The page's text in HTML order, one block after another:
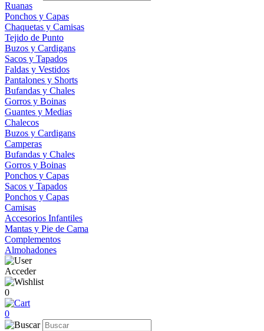
Ruanas
Ponchos y Capas
Chaquetas y Camisas
Tejido de Punto
Buzos y Cardigans
Sacos y Tapados
Faldas y Vestidos
Pantalones y Shorts
Bufandas y Chales
Gorros y Boinas
Guantes y Medias
Chalecos
Buzos y Cardigans
Camperas
Bufandas y Chales
Gorros y Boinas
Ponchos y Capas
Sacos y Tapados
Ponchos y Capas
Camisas
Accesorios Infantiles
Mantas y Pie de Cama
Complementos
Almohadones
Acceder
0
0